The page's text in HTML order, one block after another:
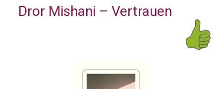
Dror Mishani – Vertrauen